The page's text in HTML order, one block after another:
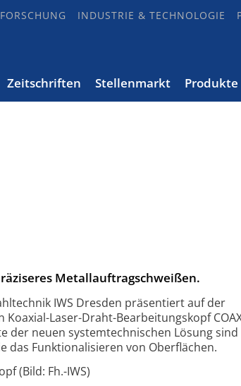
FORSCHUNG INDUSTRIE & TECHNOLOGIE
Zeitschriften Stellenmarkt Produkte
Metallauftragschweißen.
IWS Dresden präsentiert auf der
Laser-Draht-Bearbeitungskopf
der neuen systemtechnischen Lösung sind
das Funktionalisieren von Oberflächen.
(Bild: Fh.-IWS)